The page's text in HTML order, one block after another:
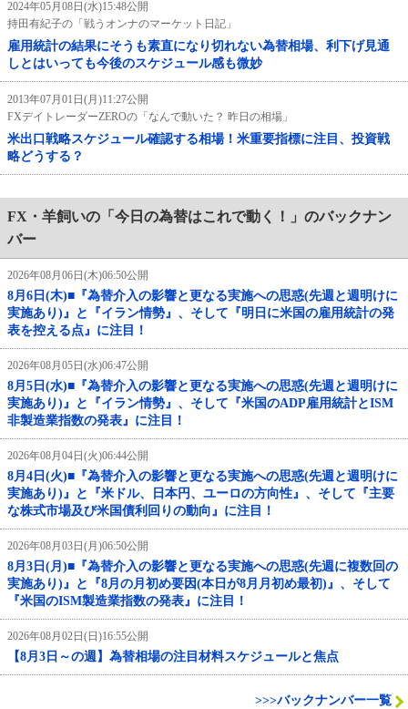
2024年05月08日(水)15:48公開
持田有紀子の「戦うオンナのマーケット日記」
雇用統計の結果にそうも素直になり切れない為替相場、利下げ見通
しとはいっても今後のスケジュール感も微妙
2013年07月01日(月)11:27公開
FXデイトレーダーZEROの「なんで動いた？ 昨日の相場」
米出口戦略スケジュール確認する相場！米重要指標に注目、投資戦
略どうする？
FX・羊飼いの「今日の為替はこれで動く！」のバックナン
バー
2026年08月06日(木)06:50公開
8月6日(木)■『為替介入の影響と更なる実施への思惑(先週と週明けに
実施あり)』と『イラン情勢』、そして『明日に米国の雇用統計の発
表を控える点』に注目！
2026年08月05日(水)06:47公開
8月5日(水)■『為替介入の影響と更なる実施への思惑(先週と週明けに
実施あり)』と『イラン情勢』、そして『米国のADP雇用統計とISM
非製造業指数の発表』に注目！
2026年08月04日(火)06:44公開
8月4日(火)■『為替介入の影響と更なる実施への思惑(先週と週明けに
実施あり)』と『米ドル、日本円、ユーロの方向性』、そして『主要
な株式市場及び米国債利回りの動向』に注目！
2026年08月03日(月)06:50公開
8月3日(月)■『為替介入の影響と更なる実施への思惑(先週に複数回の
実施あり)』と『8月の月初め要因(本日が8月月初め最初)』、そして
『米国のISM製造業指数の発表』に注目！
2026年08月02日(日)16:55公開
【8月3日～の週】為替相場の注目材料スケジュールと焦点
>>>バックナンバー一覧